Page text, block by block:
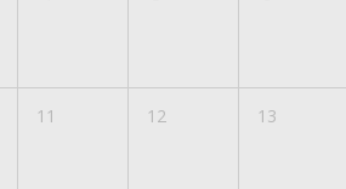
11 12 13